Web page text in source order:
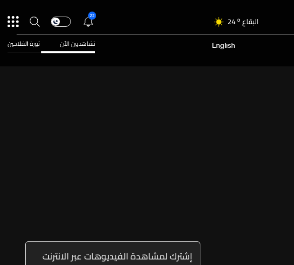
البقاع 24o
الجنوب 27o
28
22
English تشاهدون الآن ثورة الفلاحين
إشترك لمشاهدة الفيديوهات عبر الانترنت